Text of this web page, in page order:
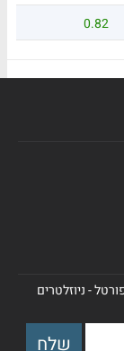
0.82
- ניוזלטרים